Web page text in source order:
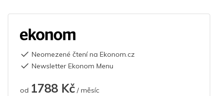
Neomezené čtení na Ekonom.cz
Newsletter Ekonom Menu
od 1788 Kč / měsíc